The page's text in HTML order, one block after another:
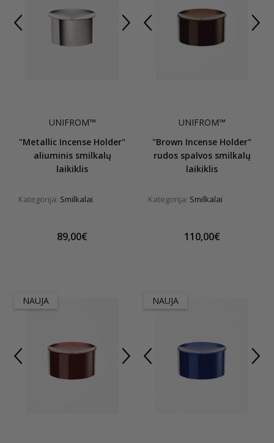
UNIFROM™
"Metallic Incense Holder"
aliuminis smilkalų
laikiklis
Kategorija: Smilkalai
89,00€
UNIFROM™
"Brown Incense Holder"
rudos spalvos smilkalų
laikiklis
Kategorija: Smilkalai
110,00€
NAUJA NAUJA